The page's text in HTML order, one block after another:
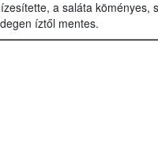
a saláta köményes,
íztől mentes.